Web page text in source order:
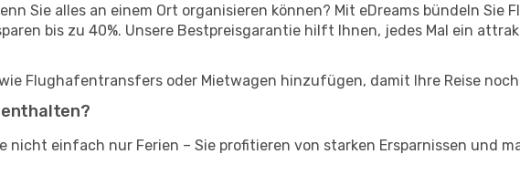
Sie alles an einem Ort organisieren können? Mit eDreams bündeln Sie
bis zu 40%. Unsere Bestpreisgarantie hilft Ihnen, jedes Mal ein
Flughafentransfers oder Mietwagen hinzufügen, damit Ihre Reise
enthalten?
nicht einfach nur Ferien – Sie profitieren von starken Ersparnissen und